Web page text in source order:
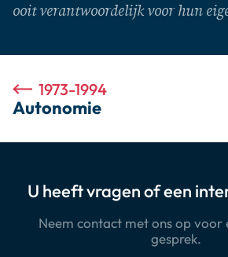
ooit verantwoordelijk voor hun
1973-1994
Autonomie
U heeft vragen of een
Neem contact met ons op voor
gesprek.